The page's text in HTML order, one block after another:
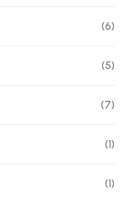
(6)
(5)
(7)
(1)
(1)